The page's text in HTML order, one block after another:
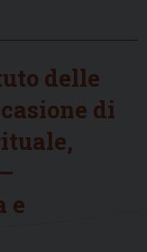
delle
di
e